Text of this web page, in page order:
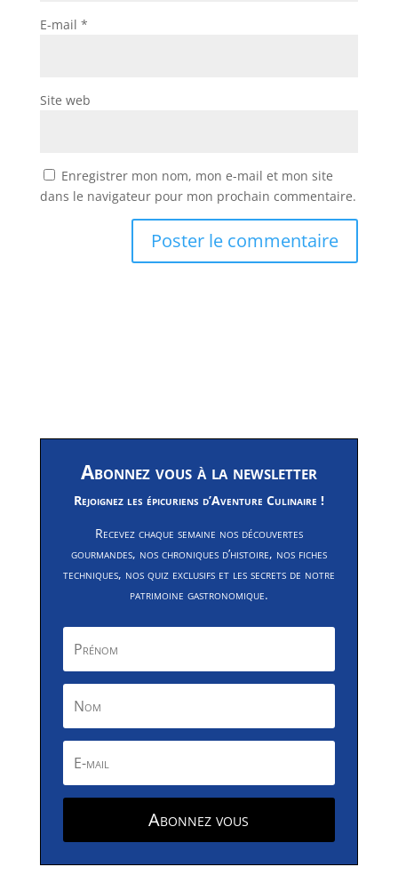
E-mail *
Site web
Enregistrer mon nom, mon e-mail et mon site
dans le navigateur pour mon prochain commentaire.
Abonnez vous à la newsletter
Rejoignez les épicuriens d’Aventure Culinaire !
Recevez chaque semaine nos découvertes
gourmandes, nos chroniques d’histoire, nos fiches
techniques, nos quiz exclusifs et les secrets de notre
patrimoine gastronomique.
Abonnez vous